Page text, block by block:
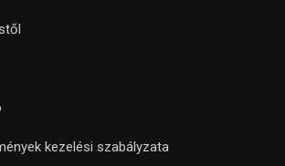
kezelési szabályzata